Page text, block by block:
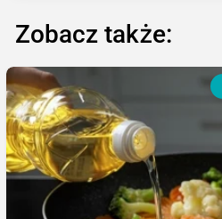
Zobacz także: